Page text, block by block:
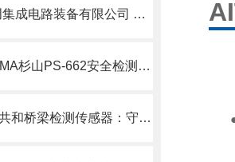
北京七星华创集成电路装备有限公司 业务简介
日本SUGIYAMA杉山PS-662安全检测装置的性能与简介
KYOWA日本共和桥梁检测传感器：守护基础设施安全的精密“神经末梢”